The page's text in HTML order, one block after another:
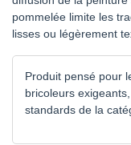
pommelée limite les
lisses ou légèrement
Produit pensé pour
bricoleurs
standards de la